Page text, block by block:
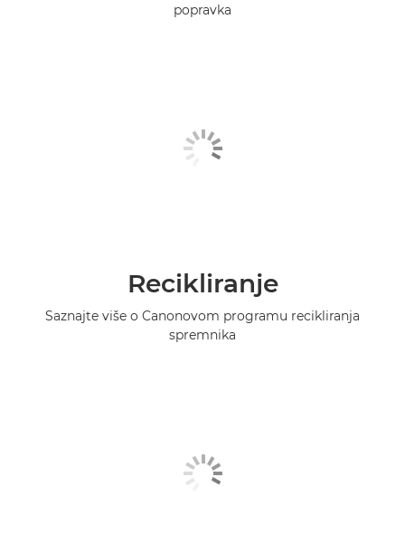
popravka
Recikliranje
Saznajte više o Canonovom programu recikliranja
spremnika